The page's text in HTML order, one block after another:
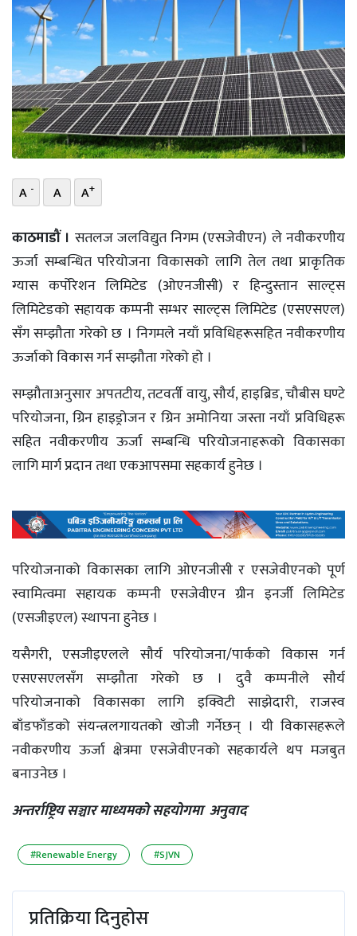
भिडियो
छापा
खोज
प्रोफाइल
विशेष
A - A A+
काठमाडौं । सतलज जलविद्युत निगम (एसजेवीएन) ले नवीकरणीय
ऊर्जा सम्बन्धित परियोजना विकासको लागि तेल तथा प्राकृतिक
ग्यास कर्पोरेशन लिमिटेड (ओएनजीसी) र हिन्दुस्तान साल्ट्स
लिमिटेडको सहायक कम्पनी सम्भर साल्ट्स लिमिटेड (एसएसएल)
सँग सम्झौता गरेको छ । निगमले नयाँ प्रविधिहरूसहित नवीकरणीय
ऊर्जाको विकास गर्न सम्झौता गरेको हो ।
सम्झौताअनुसार अपतटीय, तटवर्ती वायु, सौर्य, हाइब्रिड, चौबीस घण्टे
परियोजना, ग्रिन हाइड्रोजन र ग्रिन अमोनिया जस्ता नयाँ प्रविधिहरू
सहित नवीकरणीय ऊर्जा सम्बन्धि परियोजनाहरूको विकासका
लागि मार्ग प्रदान तथा एकआपसमा सहकार्य हुनेछ ।
परियोजनाको विकासका लागि ओएनजीसी र एसजेवीएनको पूर्ण
स्वामित्वमा सहायक कम्पनी एसजेवीएन ग्रीन इनर्जी लिमिटेड
(एसजीइएल) स्थापना हुनेछ ।
यसैगरी, एसजीइएलले सौर्य परियोजना/पार्कको विकास गर्न
एसएसएलसँग सम्झौता गरेको छ । दुवै कम्पनीले सौर्य
परियोजनाको विकासका लागि इक्विटी साझेदारी, राजस्व
बाँडफाँडको संयन्त्रलगायतको खोजी गर्नेछन् । यी विकासहरूले
नवीकरणीय ऊर्जा क्षेत्रमा एसजेवीएनको सहकार्यले थप मजबुत
बनाउनेछ ।
अन्तर्राष्ट्रिय सञ्चार माध्यमको सहयोगमा अनुवाद
#Renewable Energy #SJVN
प्रतिक्रिया दिनुहोस